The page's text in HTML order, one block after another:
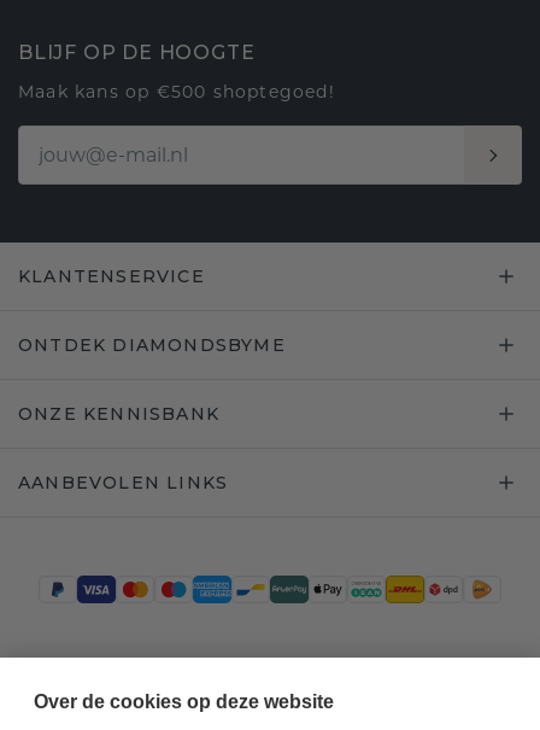
BLIJF OP DE HOOGTE
Maak kans op €500 shoptegoed!
KLANTENSERVICE
ONTDEK DIAMONDSBYME
ONZE KENNISBANK
AANBEVOLEN LINKS
Over de cookies op deze website